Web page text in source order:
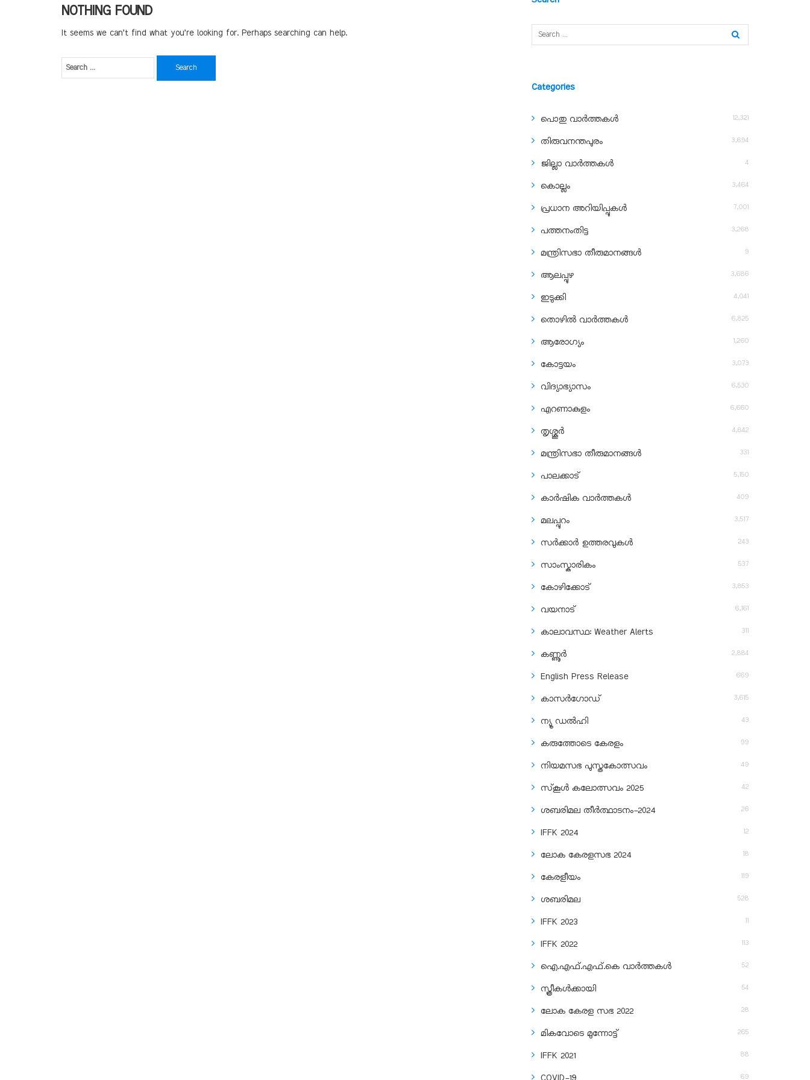
NOTHING FOUND
It seems we can’t find what you’re looking for. Perhaps searching can help.
Categories
പൊതു വാർത്തകൾ 12,321
തിരുവനന്തപുരം 3,694
ജില്ലാ വാർത്തകൾ 4
കൊല്ലം 3,464
പ്രധാന അറിയിപ്പുകൾ 7,001
പത്തനംതിട്ട 3,268
മന്ത്രിസഭാ തീരുമാനങ്ങൾ 9
ആലപ്പുഴ 3,686
ഇടുക്കി 4,041
തൊഴിൽ വാർത്തകൾ 6,825
ആരോഗ്യം 1,260
കോട്ടയം 3,073
വിദ്യാഭ്യാസം 6,530
എറണാകുളം 6,660
തൃശ്ശൂർ 4,842
മന്ത്രിസഭാ തീരുമാനങ്ങൾ 331
പാലക്കാട് 5,150
കാർഷിക വാർത്തകൾ 409
മലപ്പുറം 3,517
സർക്കാർ ഉത്തരവുകൾ 243
സാംസ്കാരികം 537
കോഴിക്കോട് 3,853
വയനാട് 6,161
കാലാവസ്ഥ: Weather Alerts 311
കണ്ണൂർ 2,884
English Press Release 669
കാസർഗോഡ് 3,615
ന്യൂ ഡൽഹി 43
കരുത്തോടെ കേരളം 99
നിയമസഭ പുസ്തകോത്സവം 49
സ്‌കൂൾ കലോത്സവം 2025 42
ശബരിമല തീര്‍ത്ഥാടനം-2024 26
IFFK 2024 12
ലോക കേരളസഭ 2024 18
കേരളീയം 119
ശബരിമല 528
IFFK 2023 11
IFFK 2022 113
ഐ.എഫ്.എഫ്.കെ വാർത്തകൾ 52
സ്ത്രീകൾക്കായി 54
ലോക കേരള സഭ 2022 28
മികവോടെ മുന്നോട്ട് 265
IFFK 2021 88
69